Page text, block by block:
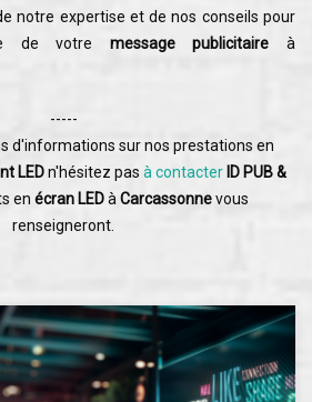
notre expertise et de nos conseils pour
de votre message publicitaire à
-----
d'informations sur nos prestations en
LEDn'hésitez pas à contacter ID PUB &
en écran LEDà Carcassonnevous
renseigneront.